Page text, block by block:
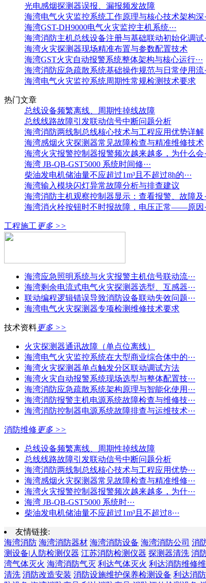
光电感烟探测器误报、漏报频发故障
海湾电气火灾监控系统工作原理与核心技术架构深
海湾GST-DH9000电气火灾监控主机系统···
海湾消防主机总线设备注册与基础联动初始化调试
海湾火灾探测器现场精准布置与参数配置技术
海湾GST火灾自动报警系统整体架构与核心运行···
海湾消防应急疏散系统基础操作规范与日常使用流
海湾电气火灾监控系统周期性常规检测技术要求
热门文章
总线设备频繁离线、周期性掉线故障
总线线路故障引发联动信号中断问题分析
海湾消防两线制总线核心技术与工程应用优势详解
海湾感烟火灾探测器常见故障检查与精准维修技术
海湾火灾报警控制器报警频次越来越多，为什么会
海湾 JB-QB-GST5000 系统时间修···
柴油发电机储油量不应超过1m³且不超过8h的···
海湾输入模块闪灯异常故障分析与排查建议
海湾消防主机观察控制器显示：查看报警、故障及
海湾消火栓按钮时不时报故障，电压正常——原因
工程施工 更多 >>
海湾应急照明系统与火灾报警主机信号联动流···
海湾剩余电流式电气火灾探测器选型、互感器···
联动编程逻辑错误导致消防设备联动失效问题···
海湾电气火灾探测器专项检测维修技术要求
技术资料更多 >>
火灾探测器通讯故障（单点位离线）
海湾电气火灾监控系统在大型商业综合体中的···
海湾火灾探测器单点触发分区联动调试方法
海湾火灾自动报警系统现场选型与整体配置技···
海湾消防应急疏散系统架构原理与智能化使用···
海湾消防报警主机电源系统故障检查与维修技···
海湾消防控制器电源系统故障排查与运维技术···
消防维修 更多 >>
总线设备频繁离线、周期性掉线故障
总线线路故障引发联动信号中断问题分析
海湾消防两线制总线核心技术与工程应用优势···
海湾感烟火灾探测器常见故障检查与精准维修···
海湾火灾报警控制器报警频次越来越多，为什···
海湾 JB-QB-GST5000 系统时···
柴油发电机储油量不应超过1m³且不超过8···
友情链接:
海湾消防 海湾消防器材 海湾消防设备 海湾消防公司 消
测设备|人防检测仪器 江苏消防检测仪器 探测器清洗 消
湾气体灭火 海湾消防气灭 利达气体灭火 利达消防维修
清洗 消防改造安装 消防设施维护保养检测设备 利达消